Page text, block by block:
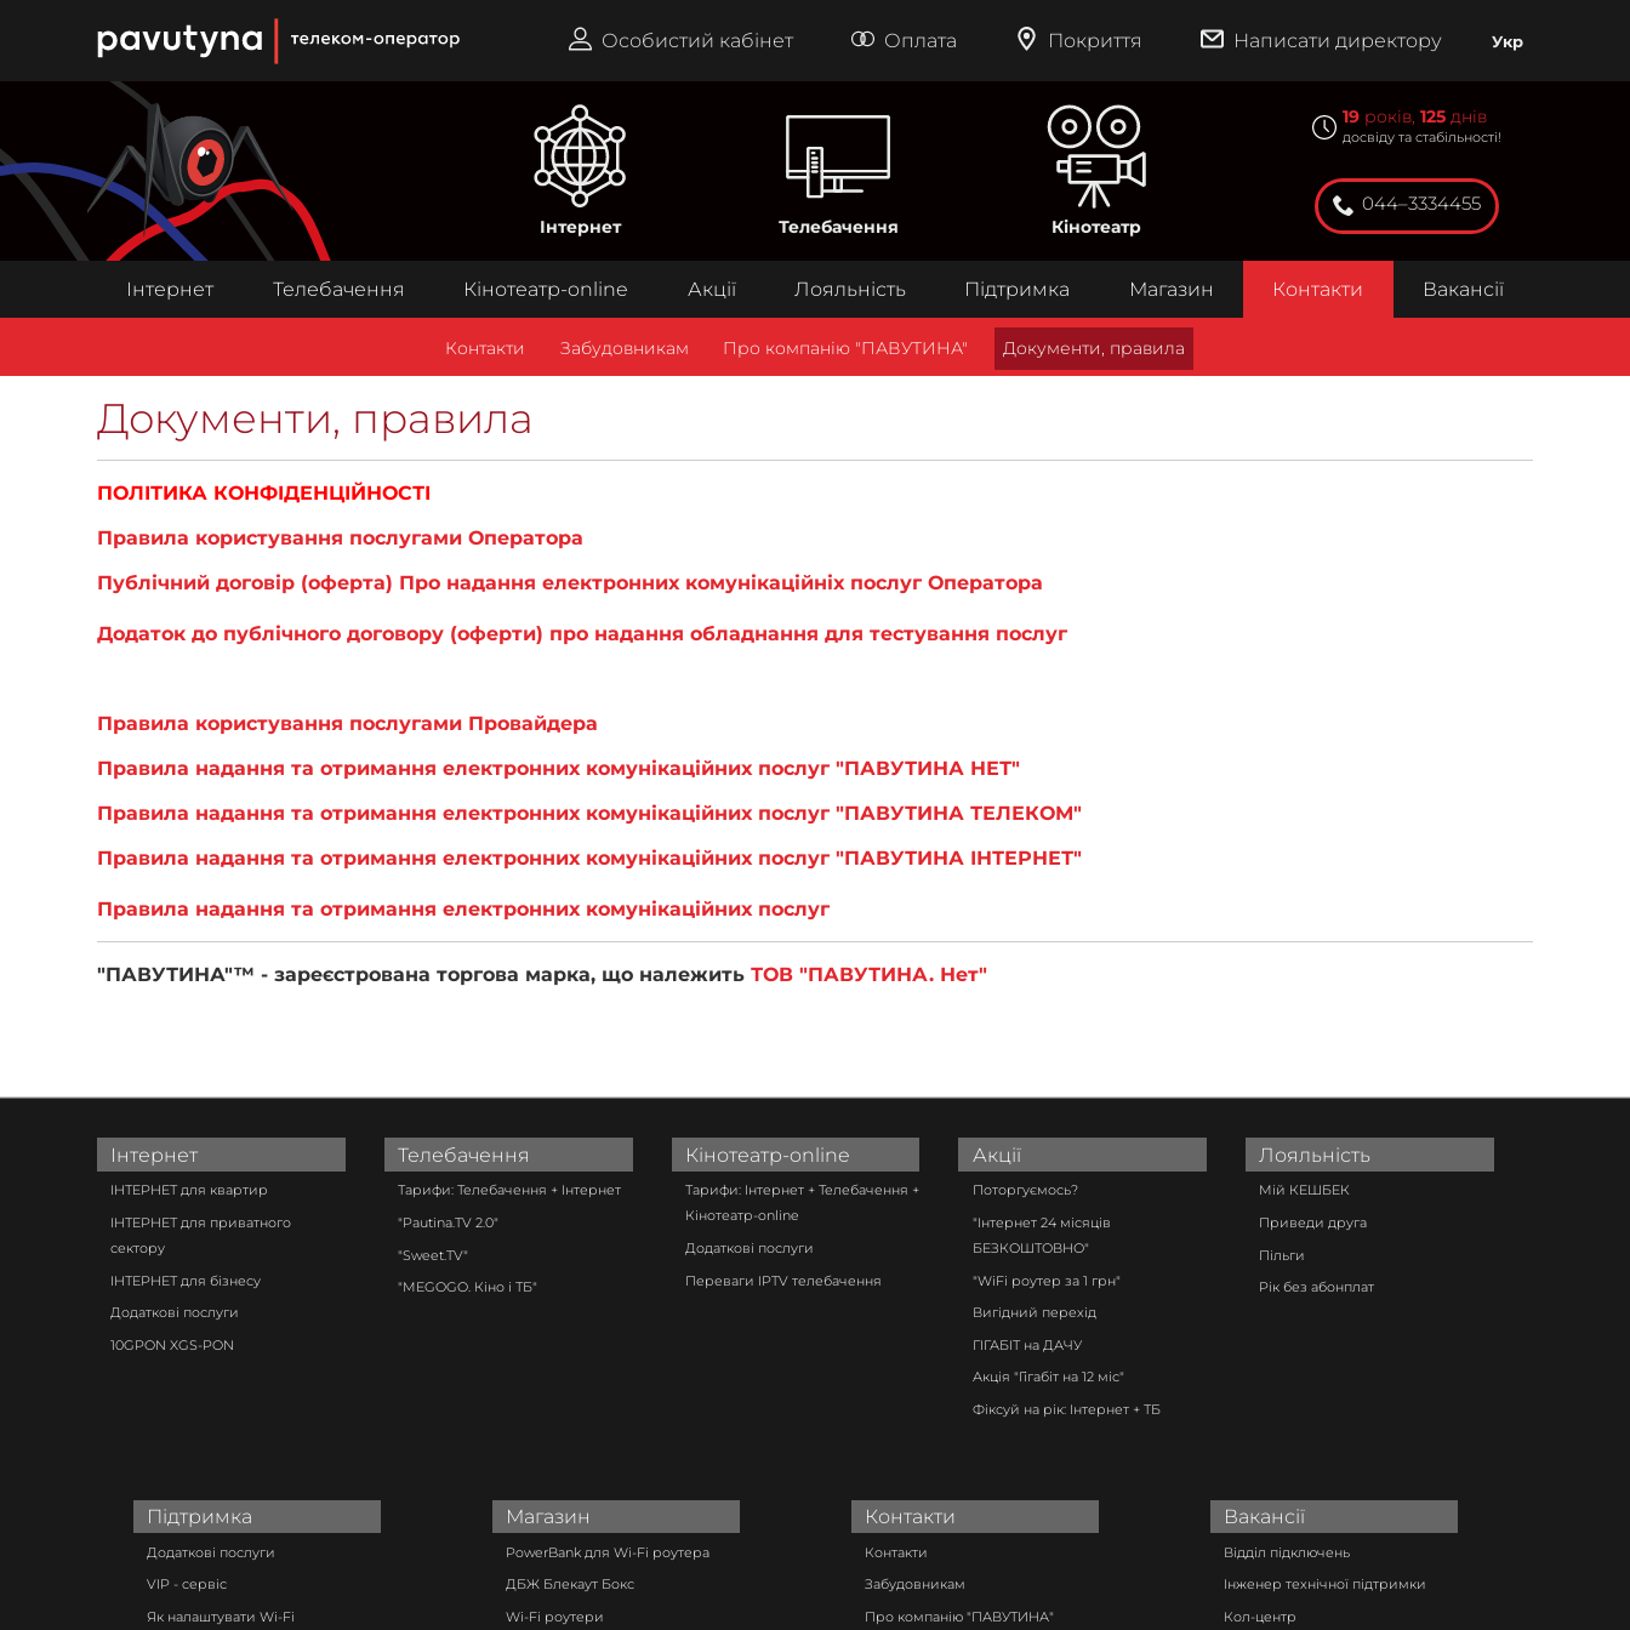
Особистий кабінет Оплата Покриття Написати директору Укр
Інтернет Телебачення Кінотеатр
19 років,125 днів
досвіду та стабільності!
044–3334455
Інтернет Телебачення Кінотеатр-online Акції Лояльність Підтримка Магазин Контакти Вакансії
Контакти Забудовникам Про компанію "ПАВУТИНА" Документи, правила
Документи, правила
ПОЛІТИКА КОНФІДЕНЦІЙНОСТІ
Правила користування послугами Оператора
Публічний договір (оферта) Про надання електронних комунікаційніх послуг Оператора
Додаток до публічного договору (оферти) про надання обладнання для тестування послуг
Правила користування послугами Провайдера
Правила надання та отримання електронних комунікаційних послуг "ПАВУТИНА НЕТ"
Правила надання та отримання електронних комунікаційних послуг "ПАВУТИНА ТЕЛЕКОМ"
Правила надання та отримання електронних комунікаційних послуг "ПАВУТИНА ІНТЕРНЕТ"
Правила надання та отримання електронних комунікаційних послуг
"ПАВУТИНА"™ - зареєстрована торгова марка, що належить ТОВ "ПАВУТИНА. Нет"
Інтернет
ІНТЕРНЕТ для квартир
ІНТЕРНЕТ для приватного
сектору
ІНТЕРНЕТ для бізнесу
Додаткові послуги
10GPON XGS-PON
Телебачення
Тарифи: Телебачення + Інтернет
"Pautina.TV 2.0"
"Sweet.TV"
"MEGOGO. Кіно і ТБ"
Кінотеатр-online
Тарифи: Інтернет + Телебачення +
Кінотеатр-online
Додаткові послуги
Переваги IPTV телебачення
Акції
Поторгуємось?
"Інтернет 24 місяців
БЕЗКОШТОВНО"
"WiFi роутер за 1 грн"
Вигідний перехід
ГІГАБІТ на ДАЧУ
Акція "Гігабіт на 12 міс"
Фіксуй на рік: Інтернет + ТБ
Лояльність
Мій КЕШБЕК
Приведи друга
Пільги
Рік без абонплат
Підтримка
Додаткові послуги
VIP - сервіс
Як налаштувати Wi-Fi
Магазин
PowerBank для Wi-Fi роутера
ДБЖ Блекаут Бокс
Wi-Fi роутери
Контакти
Контакти
Забудовникам
Про компанію "ПАВУТИНА"
Вакансії
Відділ підключень
Інженер технічної підтримки
Кол-центр